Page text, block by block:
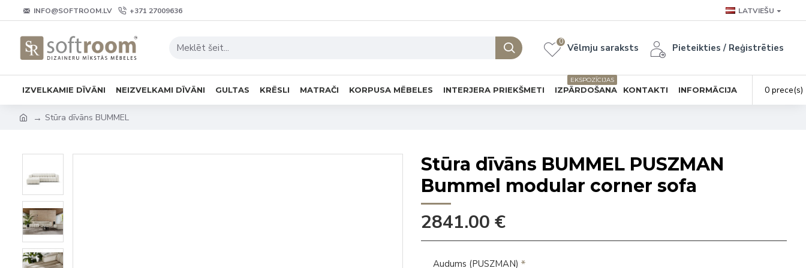
INFO@SOFTROOM.LV +371 27009636 LATVIEŠU
Vēlmju saraksts
0
Pieteikties / Reģistrēties
IZVELKAMIE DĪVĀNI NEIZVELKAMI DĪVĀNI GULTAS KRĒSLI MATRAČI KORPUSA MĒBELES INTERJERA PRIEKŠMETI IZPĀRDOŠANA
EKSPOZĪCIJAS
KONTAKTI INFORMĀCIJA 0
Stūra dīvāns BUMMEL
Stūra dīvāns BUMMEL PUSZMAN
Bummel modular corner sofa
2841.00 €
Audums (PUSZMAN)